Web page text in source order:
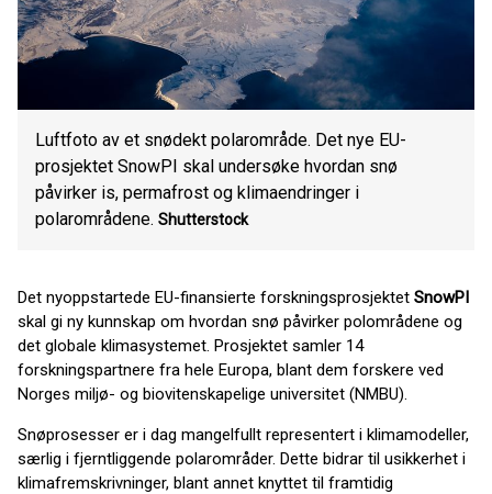
Luftfoto av et snødekt polarområde. Det nye EU-
prosjektet SnowPI skal undersøke hvordan snø
påvirker is, permafrost og klimaendringer i
polarområdene. Shutterstock
Det nyoppstartede EU-finansierte forskningsprosjektet SnowPI
skal gi ny kunnskap om hvordan snø påvirker polområdene og
det globale klimasystemet. Prosjektet samler 14
forskningspartnere fra hele Europa, blant dem forskere ved
Norges miljø- og biovitenskapelige universitet (NMBU).
Snøprosesser er i dag mangelfullt representert i klimamodeller,
særlig i fjerntliggende polarområder. Dette bidrar til usikkerhet i
klimafremskrivninger, blant annet knyttet til framtidig